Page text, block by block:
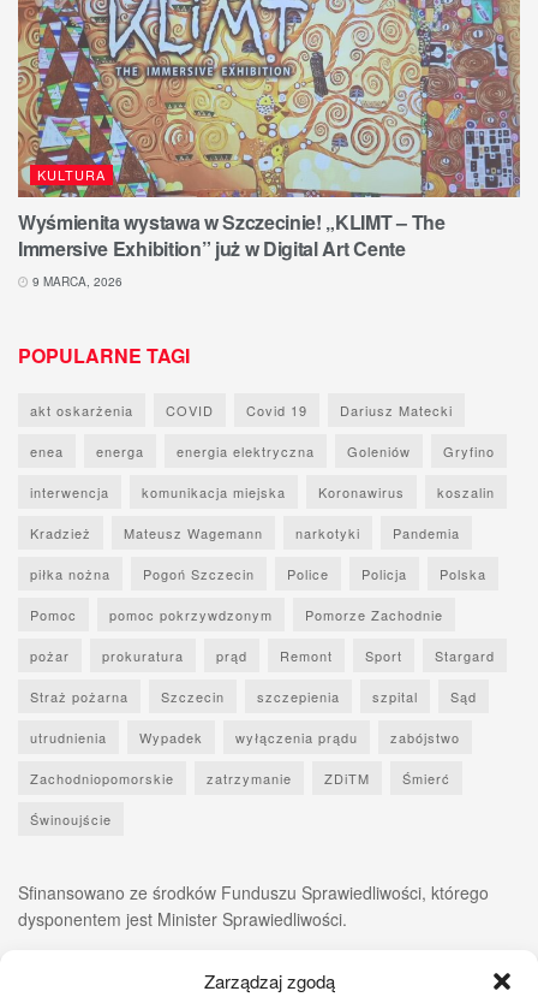
Zarządzaj zgodą
KULTURA
Wyśmienita wystawa w Szczecinie! „KLIMT – The
Immersive Exhibition” już w Digital Art Cente
9 MARCA, 2026
POPULARNE TAGI
akt oskarżenia COVID Covid 19 Dariusz Matecki
enea energa energia elektryczna Goleniów Gryfino
interwencja komunikacja miejska Koronawirus koszalin
Kradzież Mateusz Wagemann narkotyki Pandemia
piłka nożna Pogoń Szczecin Police Policja Polska
Pomoc pomoc pokrzywdzonym Pomorze Zachodnie
pożar prokuratura prąd Remont Sport Stargard
Straż pożarna Szczecin szczepienia szpital Sąd
utrudnienia Wypadek wyłączenia prądu zabójstwo
Zachodniopomorskie zatrzymanie ZDiTM Śmierć
Świnoujście
Sfinansowano ze środków Funduszu Sprawiedliwości, którego
dysponentem jest Minister Sprawiedliwości.